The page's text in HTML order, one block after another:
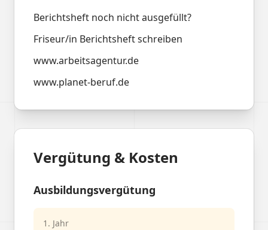
Berichtsheft noch nicht ausgefüllt?
Friseur/in Berichtsheft schreiben
www.arbeitsagentur.de
www.planet-beruf.de
Vergütung & Kosten
Ausbildungsvergütung
1. Jahr